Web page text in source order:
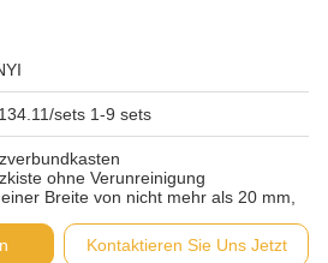
sets 1-9 sets
ohne Verunreinigung
Breite von nicht mehr als 20 mm,
Kontaktieren Sie Uns Jetzt